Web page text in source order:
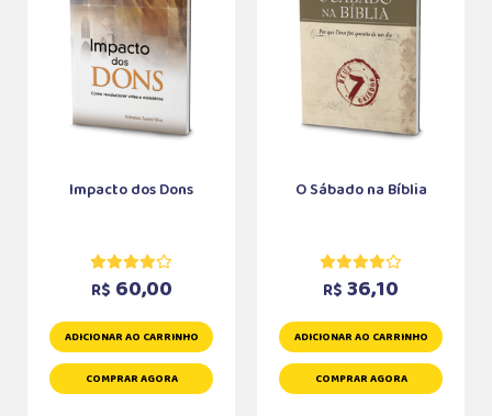
Impacto dos Dons
R$ 60,00
ADICIONAR AO CARRINHO
COMPRAR AGORA
O Sábado na Bíblia
R$ 36,10
ADICIONAR AO CARRINHO
COMPRAR AGORA